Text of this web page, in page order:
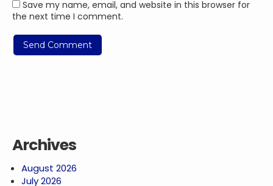
Save my name, email, and website in this browser for
the next time I comment.
Archives
August 2026
July 2026